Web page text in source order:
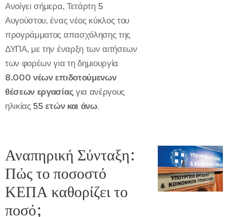
Ανοίγει σήμερα, Τετάρτη 5
Αυγούστου, ένας νέος κύκλος του
προγράμματος απασχόλησης της
ΔΥΠΑ, με την έναρξη των αιτήσεων
των φορέων για τη δημιουργία
8.000 νέων επιδοτούμενων
θέσεων εργασίας για ανέργους
ηλικίας55 ετών και άνω.
Αναπηρική Σύνταξη:
Πώς το ποσοστό
ΚΕΠΑ καθορίζει το
ποσό;